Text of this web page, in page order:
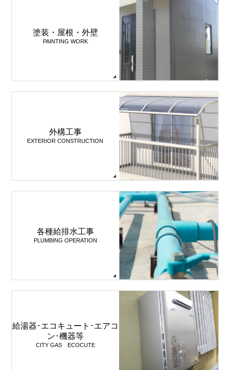
塗装・屋根・外壁
PAINTING WORK
外構工事
EXTERIOR CONSTRUCTION
各種給排水工事
PLUMBING OPERATION
給湯器･エコキュート･エアコ
ン･機器等
CITY GAS ECOCUTE